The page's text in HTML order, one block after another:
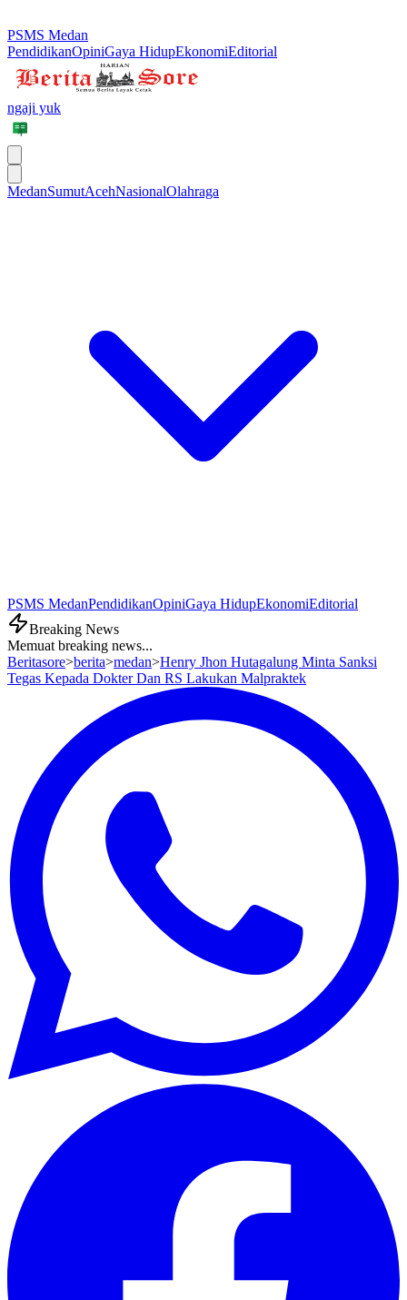
PSMS Medan
PendidikanOpiniGaya HidupEkonomiEditorial
ngaji yuk
MedanSumutAcehNasionalOlahraga
PSMS MedanPendidikanOpiniGaya HidupEkonomiEditorial
Breaking News
Memuat breaking news...
Beritasore>berita>medan>Henry Jhon Hutagalung Minta Sanksi
Tegas Kepada Dokter Dan RS Lakukan Malpraktek